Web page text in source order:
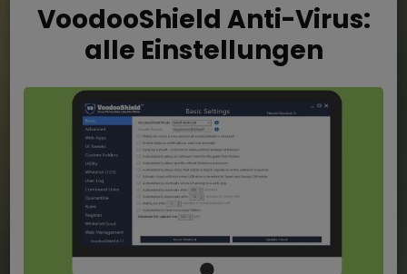
VoodooShield Anti-Virus:
alle Einstellungen